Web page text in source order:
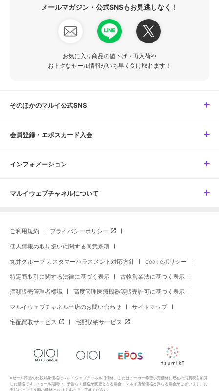
メールマガジン・公式SNSもお見逃しなく！
お気に入り商品の値下げ・再入荷や
おトクなセール情報がいち早く受け取れます！
そのほかのマルイ公式SNS
会員登録・エポスカード入会
インフォメーション
マルイウェブチャネルについて
ご利用規約 プライバシーポリシー
個人情報の取り扱いに関する同意条項
丸井グループ カスタマーハラスメント対応方針 cookieポリシー
特定商取引に関する法律に基づく表示 古物営業法に基づく表示
酒類販売管理者標識 高度管理医療機器等販売許可に基づく表示
マルイウェブチャネル出店のお問い合わせ サイトマップ
宅配買取サービス 宅配収納サービス
※セール商品の比較対象価格はマルイウェブチャネル旧価格、またはメーカー希望小売価格に現在の消費税を加算
した価格です。※セール期間中、予告なく価格が変更となる場合・マルイ店舗価格と異なる場合がございます。お
支払いはご注文時の価格となりますのでご了承ください。